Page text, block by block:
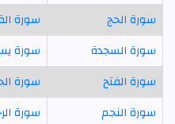
سورة الحج
سورة
سورة السجدة
سورة
سورة الفتح
سورة
سورة النجم
سورة